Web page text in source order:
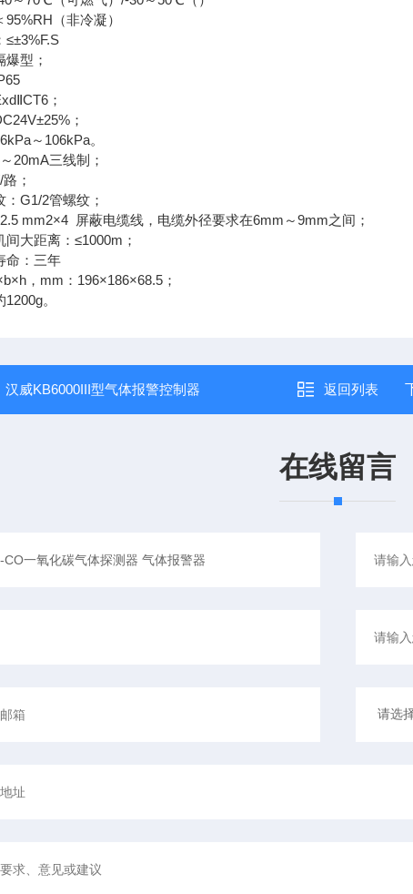
95%RH（非冷凝）
≤±3%F.S
爆型；
；
；
～106kPa。
20mA三线制；
；
：G1/2管螺纹；
mm2×4 屏蔽电缆线，电缆外径要求在6mm～9mm之间；
间大距离：≤1000m；
命：三年
，mm：196×186×68.5；
。
汉威KB6000III型气体报警控制器 返回列表
在线留言